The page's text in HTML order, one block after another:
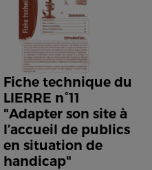
Fiche technique du
LIERRE n°11
"Adapter son site à
l’accueil de publics
en situation de
handicap"